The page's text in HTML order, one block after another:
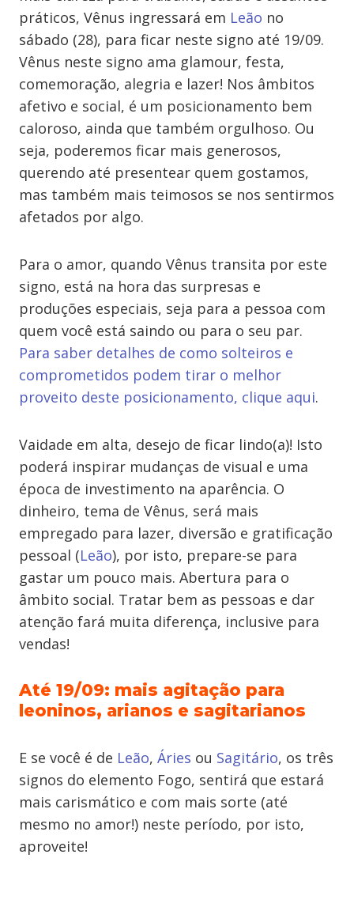
práticos, Vênus ingressará em Leão no
sábado (28), para ficar neste signo até 19/09.
Vênus neste signo ama glamour, festa,
comemoração, alegria e lazer! Nos âmbitos
afetivo e social, é um posicionamento bem
caloroso, ainda que também orgulhoso. Ou
seja, poderemos ficar mais generosos,
querendo até presentear quem gostamos,
mas também mais teimosos se nos sentirmos
afetados por algo.
Para o amor, quando Vênus transita por este
signo, está na hora das surpresas e
produções especiais, seja para a pessoa com
quem você está saindo ou para o seu par.
Para saber detalhes de como solteiros e
comprometidos podem tirar o melhor
proveito deste posicionamento, clique aqui.
Vaidade em alta, desejo de ficar lindo(a)! Isto
poderá inspirar mudanças de visual e uma
época de investimento na aparência. O
dinheiro, tema de Vênus, será mais
empregado para lazer, diversão e gratificação
pessoal (Leão), por isto, prepare-se para
gastar um pouco mais. Abertura para o
âmbito social. Tratar bem as pessoas e dar
atenção fará muita diferença, inclusive para
vendas!
Até 19/09: mais agitação para
leoninos, arianos e sagitarianos
E se você é de Leão, Áries ou Sagitário, os três
signos do elemento Fogo, sentirá que estará
mais carismático e com mais sorte (até
mesmo no amor!) neste período, por isto,
aproveite!